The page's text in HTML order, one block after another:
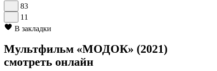
83
11
В закладки
Мультфильм «МОДОК» (2021)
смотреть онлайн